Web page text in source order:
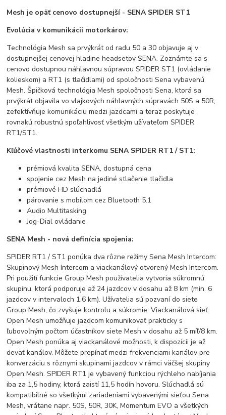
Mesh je opäť cenovo dostupnejší - SENA SPIDER ST1
Evolúcia v komunikácii motorkárov:
Technológia Mesh sa prvýkrát od radu 50 a 30 objavuje aj v
dostupnejšej cenovej hladine headsetov SENA. Zoznámte sa s
cenovo dostupnou náhlavnou súpravou SPIDER ST1 (ovládanie
kolieskom) a RT1 (s tlačidlami) od spoločnosti Sena vybavenú
Mesh. Špičková technológia Mesh spoločnosti Sena, ktorá sa
prvýkrát objavila vo vlajkových náhlavných súpravách 50S a 50R,
zefektívňuje komunikáciu medzi jazdcami a teraz poskytuje
rovnakú robustnú spoľahlivosť všetkým užívateľom SPIDER
RT1/ST1.
Kľúčové vlastnosti interkomu SENA SPIDER RT1 / ST1:
prémiová kvalita SENA, dostupná cena
spojenie cez Mesh na jediné stlačenie tlačidla
prémiové HD slúchadlá
párovanie s mobilom cez Bluetooth 5.1
Audio Multitasking
Jog-Dial ovládanie
SENA Mesh - nová definícia spojenia:
SPIDER RT1 / ST1 ponúka dva rôzne režimy Sena Mesh Intercom:
Skupinový Mesh Intercom a viackanálový otvorený Mesh Intercom.
Pri použití funkcie Group Mesh používatelia vytvoria súkromnú
skupinu, ktorá podporuje až 24 jazdcov v dosahu až 8 km (min. 6
jazdcov v intervaloch 1,6 km). Užívatelia sú pozvaní do siete
Group Mesh, čo zvyšuje kontrolu a súkromie. Viackanálová sieť
Open Mesh umožňuje jazdcom komunikovať prakticky s
ľubovoľným počtom účastníkov siete Mesh v dosahu až 5 míľ/8 km.
Open Mesh ponúka aj viackanálové možnosti, k dispozícii je až
deväť kanálov. Môžete prepínať medzi frekvenciami kanálov pre
konverzáciu s rôznymi skupinami jazdcov v rámci väčšej skupiny
Open Mesh. SPIDER RT1 je vybavený funkciou rýchleho nabíjania
iba za 1,5 hodiny, ktorá zaistí 11,5 hodín hovoru. Slúchadlá sú
kompatibilné so všetkými zariadeniami vybavenými sieťou Sena
Mesh, vrátane napr. 50S, 50R, 30K, Momentum EVO a všetkých